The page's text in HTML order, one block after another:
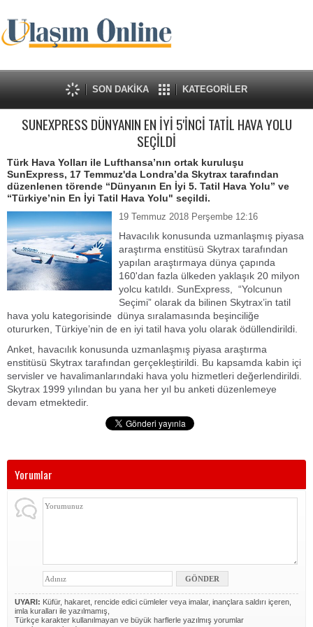
SON DAKİKA KATEGORİLER
SUNEXPRESS DÜNYANIN EN İYİ 5'İNCİ TATİL HAVA YOLU
SEÇİLDİ
Türk Hava Yolları ile Lufthansa’nın ortak kuruluşu
SunExpress, 17 Temmuz'da Londra’da Skytrax tarafından
düzenlenen törende “Dünyanın En İyi 5. Tatil Hava Yolu” ve
“Türkiye’nin En İyi Tatil Hava Yolu" seçildi.
19 Temmuz 2018 Perşembe 12:16
Havacılık konusunda uzmanlaşmış piyasa
araştırma enstitüsü Skytrax tarafından
yapılan araştırmaya dünya çapında
160'dan fazla ülkeden yaklaşık 20 milyon
yolcu katıldı. SunExpress, “Yolcunun
Seçimi” olarak da bilinen Skytrax’in tatil
hava yolu kategorisinde dünya sıralamasında beşinciliğe
otururken, Türkiye’nin de en iyi tatil hava yolu olarak ödüllendirildi.
Anket, havacılık konusunda uzmanlaşmış piyasa araştırma
enstitüsü Skytrax tarafından gerçekleştirildi. Bu kapsamda kabin içi
servisler ve havalimanlarındaki hava yolu hizmetleri değerlendirildi.
Skytrax 1999 yılından bu yana her yıl bu anketi düzenlemeye
devam etmektedir.
Yorumlar
UYARI: Küfür, hakaret, rencide edici cümleler veya imalar, inançlara saldırı içeren,
imla kuralları ile yazılmamış,
Türkçe karakter kullanılmayan ve büyük harflerle yazılmış yorumlar